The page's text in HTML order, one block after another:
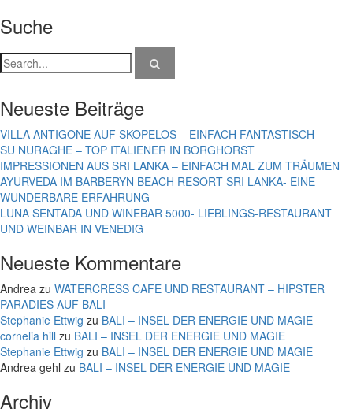
Suche
Neueste Beiträge
VILLA ANTIGONE AUF SKOPELOS – EINFACH FANTASTISCH
SU NURAGHE – TOP ITALIENER IN BORGHORST
IMPRESSIONEN AUS SRI LANKA – EINFACH MAL ZUM TRÄUMEN
AYURVEDA IM BARBERYN BEACH RESORT SRI LANKA- EINE
WUNDERBARE ERFAHRUNG
LUNA SENTADA UND WINEBAR 5000- LIEBLINGS-RESTAURANT
UND WEINBAR IN VENEDIG
Neueste Kommentare
Andrea zu WATERCRESS CAFE UND RESTAURANT – HIPSTER
PARADIES AUF BALI
Stephanie Ettwig zu BALI – INSEL DER ENERGIE UND MAGIE
cornelia hill zu BALI – INSEL DER ENERGIE UND MAGIE
Stephanie Ettwig zu BALI – INSEL DER ENERGIE UND MAGIE
Andrea gehl zu BALI – INSEL DER ENERGIE UND MAGIE
Archiv